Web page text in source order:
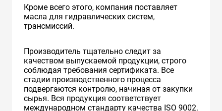
Кроме всего этого, компания поставляет
масла для гидравлических систем,
трансмиссий.
Производитель тщательно следит за
качеством выпускаемой продукции, строго
соблюдая требования сертификата. Все
стадии производственного процесса
подвергаются контролю, начиная от закупки
сырья. Вся продукция соответствует
международном стандарту качества ISO 9002.